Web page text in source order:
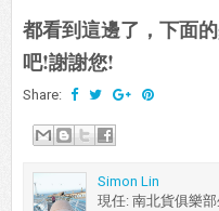
都看到這邊了，下面
吧!謝謝您!
Share:
Simon Lin
現任: 南北貨俱樂